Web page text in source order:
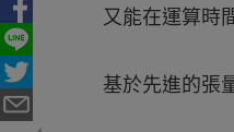
又能在運算時
基於先進的張